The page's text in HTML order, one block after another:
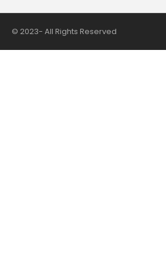
© 2023- All Rights Reserved